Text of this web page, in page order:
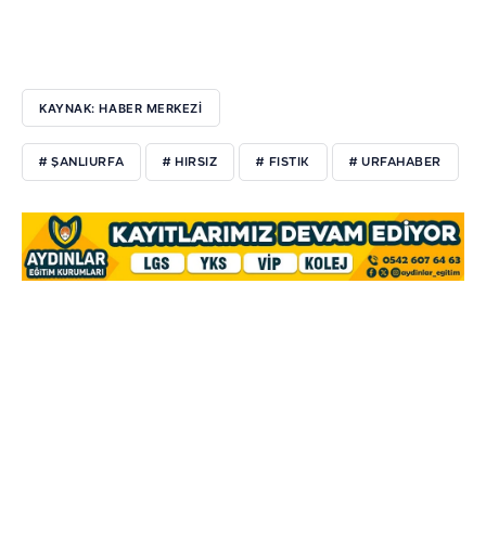
KAYNAK: HABER MERKEZİ
# ŞANLIURFA # HIRSIZ # FISTIK # URFAHABER